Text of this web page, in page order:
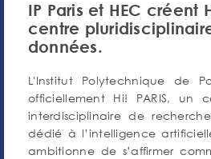
IP Paris et HEC créent
centre
données.
L'Institut Polytechnique de
officiellement Hi! PARIS, un
interdisciplinaire de
dédié à l’intelligence
ambitionne de s’affirmer